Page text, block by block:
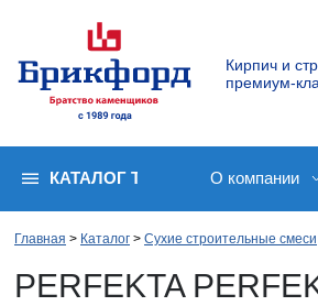
Кирпич и
премиум-
КАТАЛОГ ТОВАРОВО компании
Главная Каталог Сухие строительные смеси
PERFEKTA